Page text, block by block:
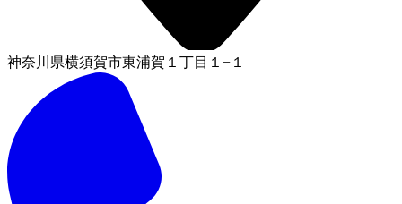
神奈川県横須賀市東浦賀１丁目１−１